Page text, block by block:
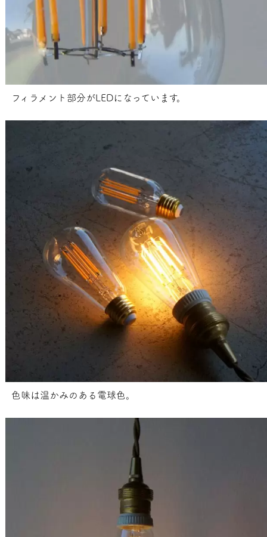
フィラメント部分がLEDになっています。
色味は温かみのある電球色。